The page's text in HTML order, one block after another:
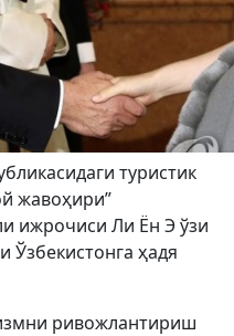
туристик
жавоҳири”
ижрочиси Ли Ён Э ўзи
Ўзбекистонга ҳадя
ривожлантириш